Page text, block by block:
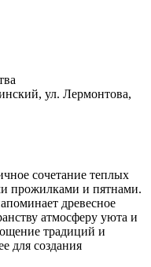
ул. Лермонтова,
сочетание теплых
прожилками и пятнами.
древесное
атмосферу уюта и
традиций и
для создания